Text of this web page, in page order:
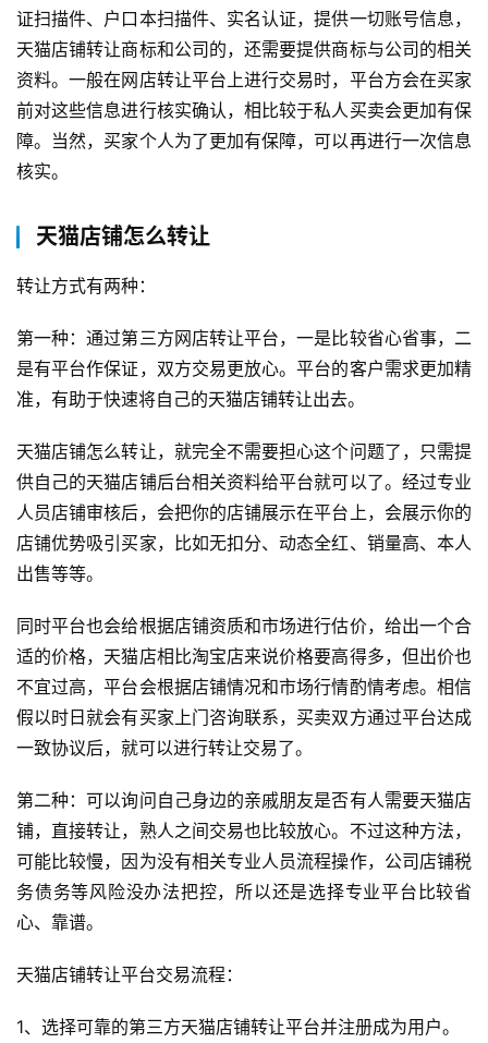
首
自
媒
体
G
E
O
优
证扫描件、户口本扫描件、实名认证，提供一切账号信息，
天猫店铺转让商标和公司的，还需要提供商标与公司的相关
资料。一般在网店转让平台上进行交易时，平台方会在买家
前对这些信息进行核实确认，相比较于私人买卖会更加有保
障。当然，买家个人为了更加有保障，可以再进行一次信息
核实。
天猫店铺怎么转让
转让方式有两种：
第一种：通过第三方网店转让平台，一是比较省心省事，二
是有平台作保证，双方交易更放心。平台的客户需求更加精
准，有助于快速将自己的天猫店铺转让出去。
天猫店铺怎么转让，就完全不需要担心这个问题了，只需提
供自己的天猫店铺后台相关资料给平台就可以了。经过专业
人员店铺审核后，会把你的店铺展示在平台上，会展示你的
店铺优势吸引买家，比如无扣分、动态全红、销量高、本人
出售等等。
同时平台也会给根据店铺资质和市场进行估价，给出一个合
适的价格，天猫店相比淘宝店来说价格要高得多，但出价也
不宜过高，平台会根据店铺情况和市场行情酌情考虑。相信
假以时日就会有买家上门咨询联系，买卖双方通过平台达成
一致协议后，就可以进行转让交易了。
第二种：可以询问自己身边的亲戚朋友是否有人需要天猫店
铺，直接转让，熟人之间交易也比较放心。不过这种方法，
可能比较慢，因为没有相关专业人员流程操作，公司店铺税
务债务等风险没办法把控，所以还是选择专业平台比较省
心、靠谱。
天猫店铺转让平台交易流程：
1、选择可靠的第三方天猫店铺转让平台并注册成为用户。